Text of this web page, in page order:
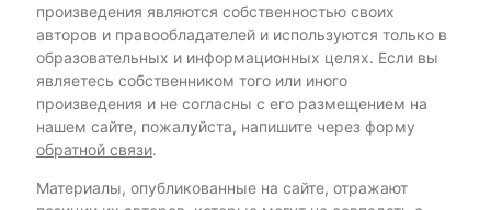
произведения являются собственностью своих
авторов и правообладателей и используются только в
образовательных и информационных целях. Если вы
являетесь собственником того или иного
произведения и не согласны с его размещением на
нашем сайте, пожалуйста, напишите через форму
обратной связи.
Материалы, опубликованные на сайте, отражают